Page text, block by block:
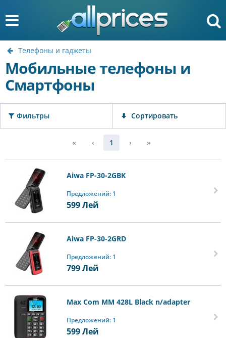
Телефоны и гаджеты
Мобильные телефоны и
Смартфоны
Фильтры Сортировать
« ‹ 1 › »
Aiwa FP-30-2GBK
Предложений: 1
599Лей
Aiwa FP-30-2GRD
Предложений: 1
799Лей
Max Com MM 428L Black n/adapter
Предложений: 1
599Лей